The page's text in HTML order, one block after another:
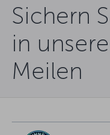
Sichern
in
Meilen